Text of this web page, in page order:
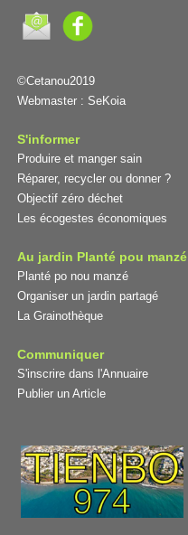
©Cetanou2019
Webmaster : SeKoia
S'informer
Produire et manger sain
Réparer, recycler ou donner ?
Objectif zéro déchet
Les écogestes économiques
Au jardin Planté pou manzé
Planté po nou manzé
Organiser un jardin partagé
La Grainothèque
Communiquer
S'inscrire dans l'Annuaire
Publier un Article